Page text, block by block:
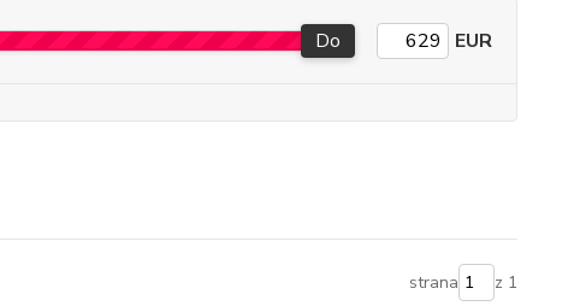
Do EUR
strana z 1